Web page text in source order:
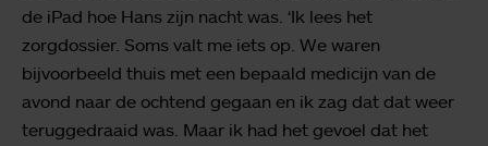
de iPad hoe Hans zijn nacht was. ‘Ik lees het
zorgdossier. Soms valt me iets op. We waren
bijvoorbeeld thuis met een bepaald medicijn van de
avond naar de ochtend gegaan en ik zag dat dat weer
teruggedraaid was. Maar ik had het gevoel dat het